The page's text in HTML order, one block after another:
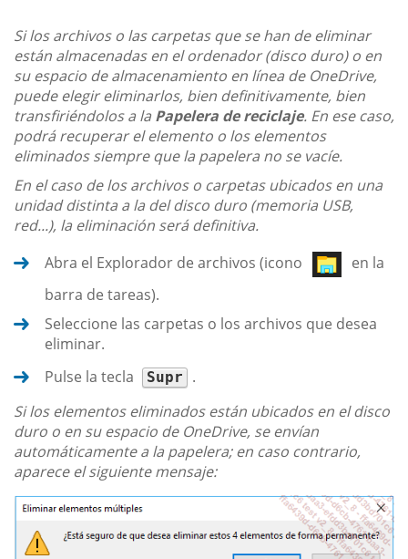
Si los archivos o las carpetas que se han de eliminar
están almacenadas en el ordenador (disco duro) o en
su espacio de almacenamiento en línea de OneDrive,
puede elegir eliminarlos, bien definitivamente, bien
transfiriéndolos a la Papelera de reciclaje. En ese caso,
podrá recuperar el elemento o los elementos
eliminados siempre que la papelera no se vacíe.
En el caso de los archivos o carpetas ubicados en una
unidad distinta a la del disco duro (memoria USB,
red...), la eliminación será definitiva.
Abra el Explorador de archivos (icono
en la
barra de tareas).
Seleccione las carpetas o los archivos que desea
eliminar.
Pulse la tecla
Supr
.
Si los elementos eliminados están ubicados en el disco
duro o en su espacio de OneDrive, se envían
automáticamente a la papelera; en caso contrario,
aparece el siguiente mensaje: